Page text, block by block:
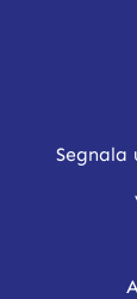
Segnala